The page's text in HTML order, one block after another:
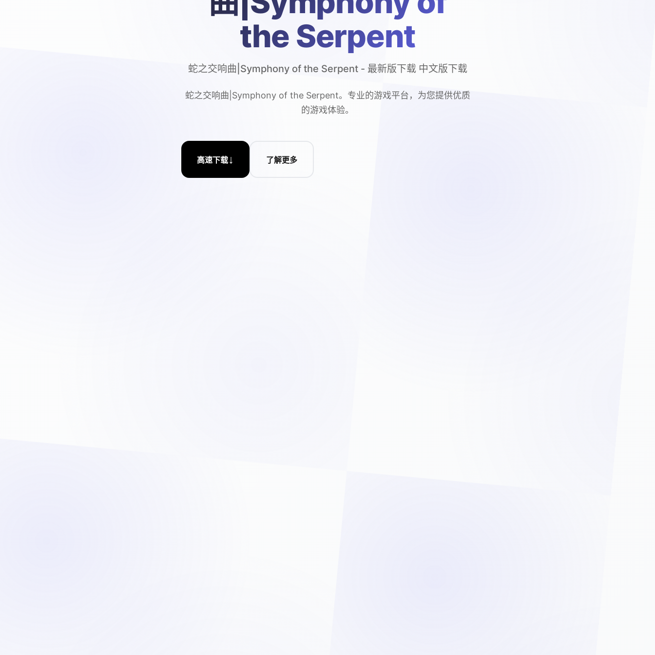
the Serpent
蛇之交响曲|Symphony of the Serpent - 最新版下载 中文版下载
蛇之交响曲|Symphony of the Serpent。专业的游戏平台，为您提供优质
的游戏体验。
高速下载↓ 了解更多